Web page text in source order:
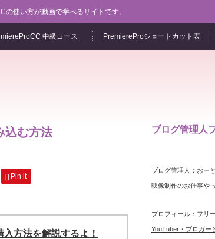
の使い方が動画で学べるサイトです。
中級コース PremiereProショートカット表
込む方法
Pin it
方法を解説するよ！
ブログ管理人
ブログ管理人：おー
映像制作のお仕事や
プロフィール： フリ
YouTuber・ブロガー